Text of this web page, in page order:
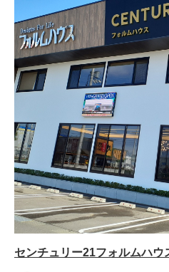
センチュリー21フォルムハウ